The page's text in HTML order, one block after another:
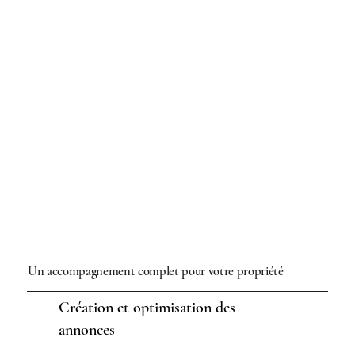
Un accompagnement complet pour votre propriété
Création et optimisation des
annonces